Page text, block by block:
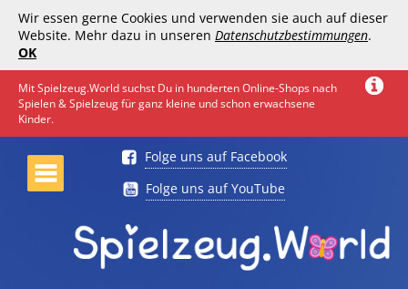
Wir essen gerne Cookies und verwenden sie auch auf dieser
Website. Mehr dazu in unseren Datenschutzbestimmungen.
OK
Mit Spielzeug.World suchst Du in hunderten Online-Shops nach
Spielen & Spielzeug für ganz kleine und schon erwachsene
Kinder.
Folge uns auf Facebook
Folge uns auf YouTube